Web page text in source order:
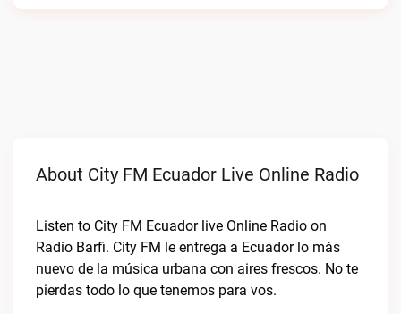
About City FM Ecuador Live Online Radio
Listen to City FM Ecuador live Online Radio on
Radio Barfi. City FM le entrega a Ecuador lo más
nuevo de la música urbana con aires frescos. No te
pierdas todo lo que tenemos para vos.